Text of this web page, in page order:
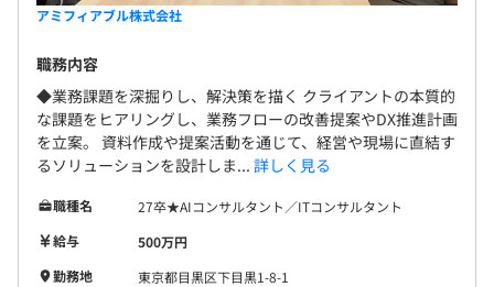
アミフィアブル株式会社
職務内容
◆業務課題を深掘りし、解決策を描く クライアントの本質的
な課題をヒアリングし、業務フローの改善提案やDX推進計画
を立案。 資料作成や提案活動を通じて、経営や現場に直結す
るソリューションを設計しま... 詳しく見る
職種名
27卒★AIコンサルタント／ITコンサルタント
給与
500万円
勤務地
東京都目黒区下目黒1-8-1